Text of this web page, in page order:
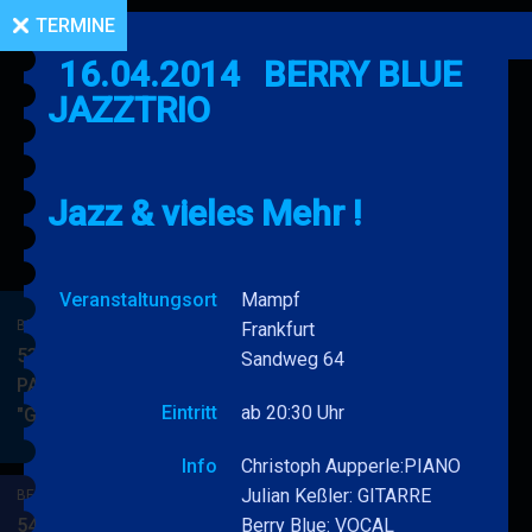
BERRY BLUE & BAND
53. JAZZ Matinee in den
PARKSIDE STUDIOS
"Gypsy Jazz"
MEHRBERRY
&
BERRY BLUE & BAND
54. JAZZ Matinee in den
TERMINE
16.04.2014
BERRY BLUE
JAZZTRIO
Jazz & vieles Mehr !
Veranstaltungsort
Mampf
Frankfurt
Sandweg 64
Eintritt ab 20:30 Uhr
Info
Christoph Aupperle:PIANO
Julian Keßler: GITARRE
Berry Blue: VOCAL